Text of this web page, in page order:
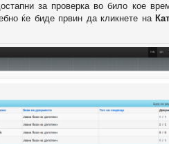
за проверка во било кое
ќе биде првин да кликнете на